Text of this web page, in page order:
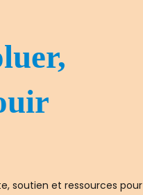
soutien et ressources